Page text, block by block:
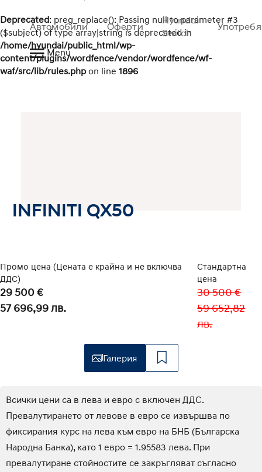
Deprecated: preg_replace(): Passing null to parameter #3
($subject) of type array|string is deprecated in
/home/hyundai/public_html/wp-
content/plugins/wordfence/vendor/wordfence/wf-
waf/src/lib/rules.phpon line 1896
Автомобили Оферти
Hyundai
Switch
Menu
INFINITI QX50
Промо цена (Цената е крайна и не включва
ДДС)
29 500 €
57 696,99 лв.
Стандартна
цена
30 500 €
59 652,82
лв.
Галерия
Всички цени са в лева и евро с включен ДДС.
Превалутирането от левове в евро се извършва по
фиксирания курс на лева към евро на БНБ (Българска
Народна Банка), като 1 евро = 1.95583 лева. При
превалутиране стойностите се закръгляват съгласно